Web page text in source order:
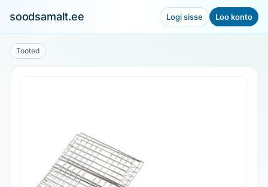
soodsamalt.ee Logi sisse Loo konto
Tooted